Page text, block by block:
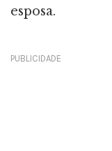
esposa.
PUBLICIDADE